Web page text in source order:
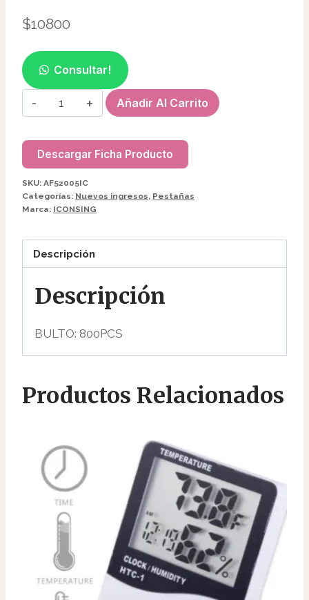
$10800
Consultar!
CAMELLIA
2
1
P/LAMINADO
DE
CEJAS
ICONSING
AF52005/03907
Añadir Al Carrito
Descargar Ficha Producto
SKU: AF52005IC
Categorías: Nuevos ingresos, Pestañas
Marca: ICONSING
Descripción
Descripción
BULTO: 800PCS
Productos Relacionados